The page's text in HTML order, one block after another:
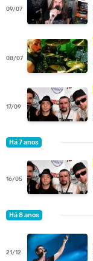
09/07
08/07
17/09
Há 7 anos
16/05
Há 8 anos
21/12